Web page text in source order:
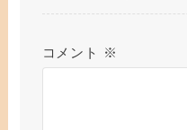
コメント ※